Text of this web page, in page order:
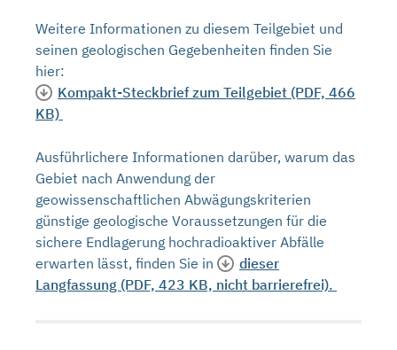
Weitere Informationen zu diesem Teilgebiet und
seinen geologischen Gegebenheiten finden Sie
hier:
Kompakt-Steckbrief zum Teilgebiet (PDF, 466
KB)
Ausführlichere Informationen darüber, warum das
Gebiet nach Anwendung der
geowissenschaftlichen Abwägungskriterien
günstige geologische Voraussetzungen für die
sichere Endlagerung hochradioaktiver Abfälle
erwarten lässt, finden Sie in
dieser
Langfassung (PDF, 423 KB, nicht barrierefrei).